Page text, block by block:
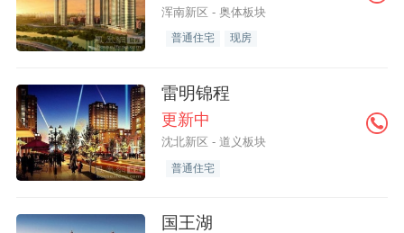
浑南新区 - 奥体板块
普通住宅 现房
雷明锦程
更新中
沈北新区 - 道义板块
普通住宅
国王湖